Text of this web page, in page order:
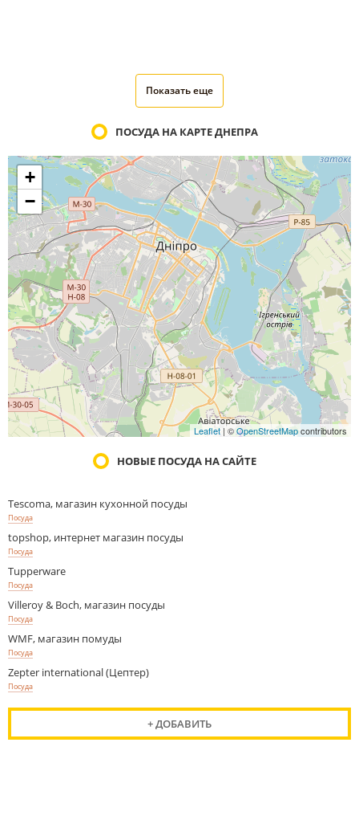
Показать еще
ПОСУДА НА КАРТЕ ДНЕПРА
+
−
Leaflet | ©OpenStreetMapcontributors
НОВЫЕ ПОСУДА НА САЙТЕ
Tescoma, магазин кухонной посуды
Посуда
topshop, интернет магазин посуды
Посуда
Tupperware
Посуда
Villeroy & Boch, магазин посуды
Посуда
WMF, магазин помуды
Посуда
Zepter international (Цептер)
Посуда
+ ДОБАВИТЬ